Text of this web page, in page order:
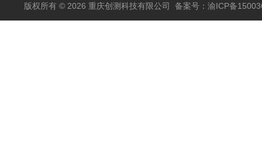
版权所有 © 2026 重庆创测科技有限公司 备案号：渝ICP备